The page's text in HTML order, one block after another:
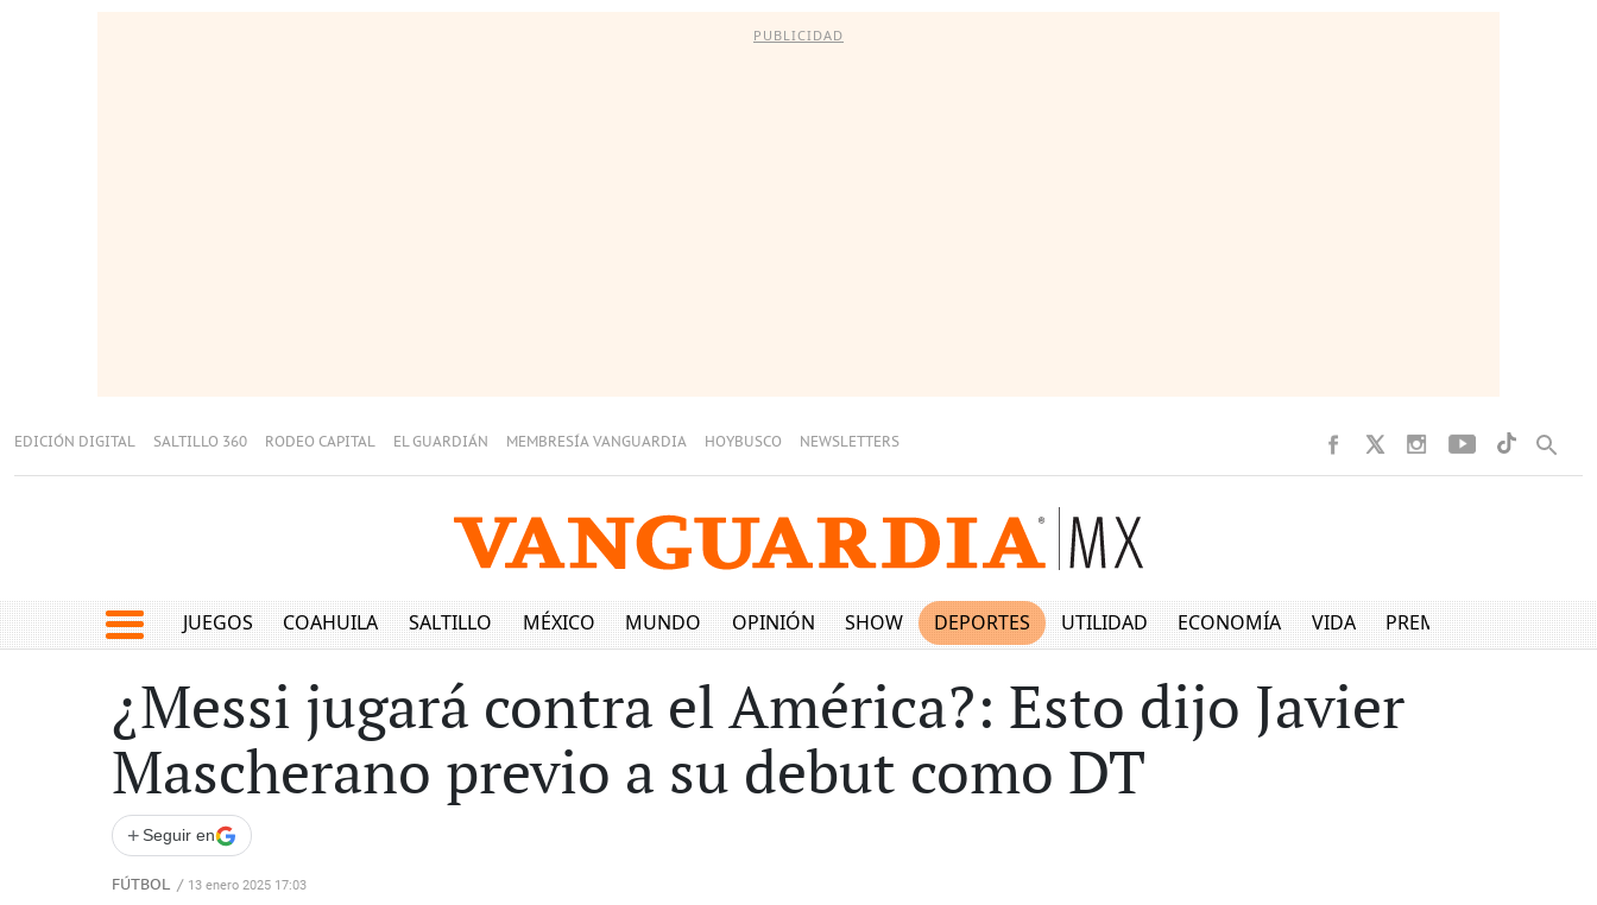
PUBLICIDAD
EDICIÓN DIGITAL SALTILLO 360 RODEO CAPITAL EL GUARDIÁN MEMBRESÍA VANGUARDIA HOYBUSCO NEWSLETTERS
JUEGOS COAHUILA SALTILLO MÉXICO MUNDO OPINIÓN SHOW DEPORTES UTILIDAD ECONOMÍA VIDA PREMIUM
¿Messi jugará contra el América?: Esto dijo Javier
Mascherano previo a su debut como DT
+ Seguir en
FÚTBOL / 13 enero 2025 17:03